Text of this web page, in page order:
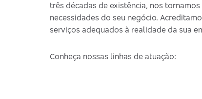
três décadas de existência, nos
necessidades do seu negócio.
serviços adequados à realidade da sua
Conheça nossas linhas de atuação: